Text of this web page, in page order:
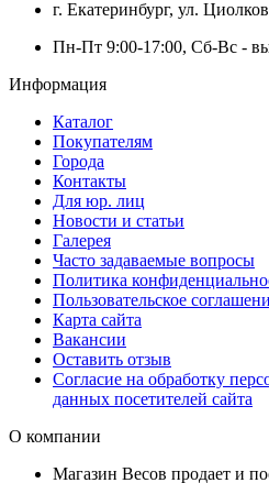
г. Екатеринбург, ул.
Пн-Пт 9:00-17:00, Сб-Вс -
Информация
Каталог
Покупателям
Города
Контакты
Для юр. лиц
Новости и статьи
Галерея
Часто задаваемые вопросы
Политика
Пользовательское
Карта сайта
Вакансии
Оставить отзыв
Согласие на обработку
данных посетителей сайта
О компании
Магазин Весов продает и